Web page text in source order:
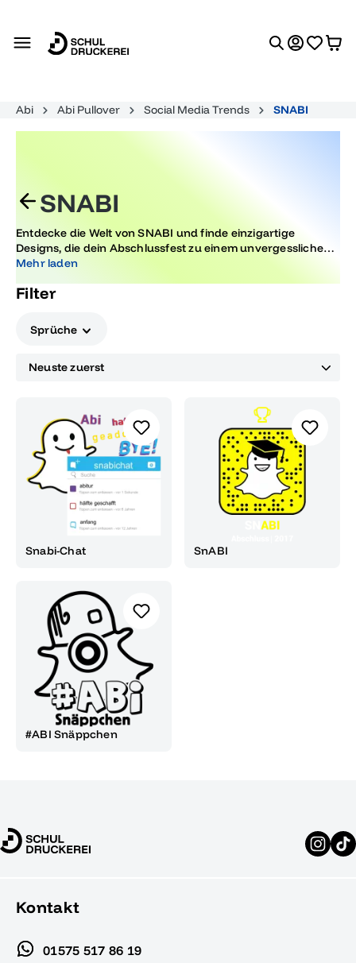
Abi Abi Pullover Social Media Trends SNABI
SNABI
Entdecke die Welt von SNABI und finde einzigartige
Designs, die dein Abschlussfest zu einem unvergesslichen
Erlebnis machen. Lass dich von kreativen und trendigen
Mehr laden
Filter
Sprüche
Snabi-Chat SnABI
#ABI Snäppchen
Kontakt
01575 517 86 19